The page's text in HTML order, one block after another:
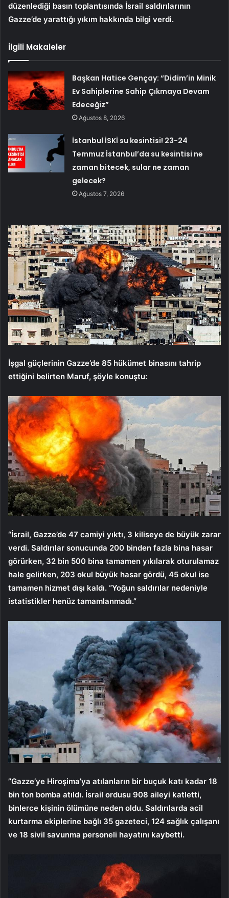
düzenlediği basın toplantısında İsrail saldırılarının
Gazze’de yarattığı yıkım hakkında bilgi verdi.
İlgili Makaleler
Başkan Hatice Gençay: “Didim’in Minik
Ev Sahiplerine Sahip Çıkmaya Devam
Edeceğiz”
Ağustos 8, 2026
İstanbul İSKİ su kesintisi! 23-24
Temmuz İstanbul’da su kesintisi ne
zaman bitecek, sular ne zaman
gelecek?
Ağustos 7, 2026
İşgal güçlerinin Gazze’de 85 hükümet binasını tahrip
ettiğini belirten Maruf, şöyle konuştu:
“İsrail, Gazze’de 47 camiyi yıktı, 3 kiliseye de büyük zarar
verdi. Saldırılar sonucunda 200 binden fazla bina hasar
görürken, 32 bin 500 bina tamamen yıkılarak oturulamaz
hale gelirken, 203 okul büyük hasar gördü, 45 okul ise
tamamen hizmet dışı kaldı. “Yoğun saldırılar nedeniyle
istatistikler henüz tamamlanmadı.”
”Gazze’ye Hiroşima’ya atılanların bir buçuk katı kadar 18
bin ton bomba atıldı. İsrail ordusu 908 aileyi katletti,
binlerce kişinin ölümüne neden oldu. Saldırılarda acil
kurtarma ekiplerine bağlı 35 gazeteci, 124 sağlık çalışanı
ve 18 sivil savunma personeli hayatını kaybetti.